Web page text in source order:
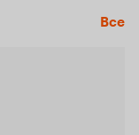
Все